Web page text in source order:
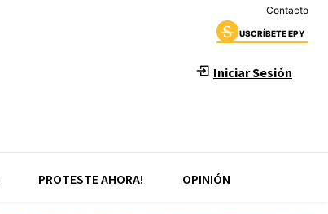
Contacto
USCRÍBETE EPY
Iniciar Sesión
PROTESTE AHORA! OPINIÓN